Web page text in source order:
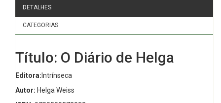
DETALHES
CATEGORIAS
Título: O Diário de Helga
Editora: Intrínseca
Autor: Helga Weiss